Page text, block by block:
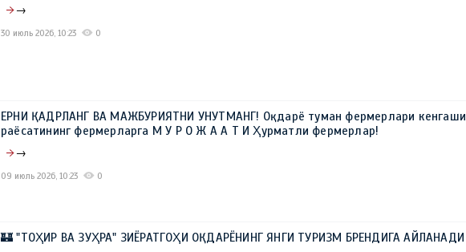
→
30 июль 2026, 10:23 0
ЕРНИ ҚАДРЛАНГ ВА МАЖБУРИЯТНИ УНУТМАНГ! Оқдарё туман фермерлари кенгаши
раёсатининг фермерларга М У Р О Ж А А Т И Ҳурматли фермерлар!
→
09 июль 2026, 10:23 0
🏰 "ТОҲИР ВА ЗУҲРА" ЗИЁРАТГОҲИ ОҚДАРЁНИНГ ЯНГИ ТУРИЗМ БРЕНДИГА АЙЛАНАДИ